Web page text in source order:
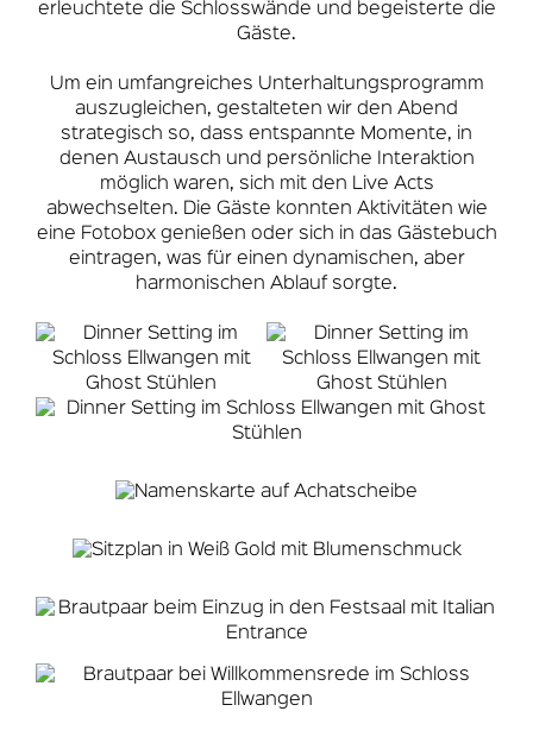
erleuchtete die Schlosswände und begeisterte die
Gäste.
Um ein umfangreiches Unterhaltungsprogramm
auszugleichen, gestalteten wir den Abend
strategisch so, dass entspannte Momente, in
denen Austausch und persönliche Interaktion
möglich waren, sich mit den Live Acts
abwechselten. Die Gäste konnten Aktivitäten wie
eine Fotobox genießen oder sich in das Gästebuch
eintragen, was für einen dynamischen, aber
harmonischen Ablauf sorgte.